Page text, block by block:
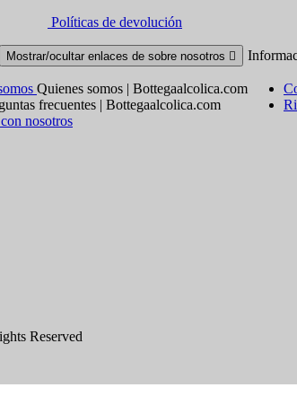
Políticas de devolución
Mostrar/ocultar enlaces de sobre nosotros 
Quienes somos | Bottegaalcolica.com
frecuentes | Bottegaalcolica.com
nosotros
Reserved